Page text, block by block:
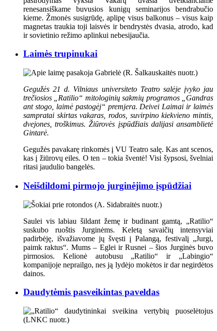
renesansiškame buvusios kunigų seminarijos bendrabučio
kieme. Žmonės susigrūdę, aplipę visus balkonus – visus kaip
magnetas traukia toji laisvės ir bendrystės dvasia, atrodo, kad
ir sovietinio režimo aplinkui nebesijaučia.
Laimės trupinukai
Gegužės 21 d. Vilniaus universiteto Teatro salėje įvyko jau
trečiosios „Ratilio“ mitologinių sakmių programos „Gandras
ant stogo, laimė pastogėj“ premjera. Deivei Laimai ir laimės
sampratai skirtas vakaras, rodos, suvirpino kiekvieno mintis,
dvejones, troškimus. Žiūrovės įspūdžiais dalijasi ansamblietė
Gintarė.
Gegužės pavakarę rinkomės į VU Teatro salę. Kas ant scenos,
kas į žiūrovų eiles. O ten – tokia šventė! Visi šypsosi, švelniai
ritasi jaudulio bangelės.
Neišdildomi pirmojo jurginėjimo įspūdžiai
Saulei vis labiau šildant žemę ir budinant gamtą, „Ratilio“
suskubo ruoštis Jurginėms. Keletą savaičių intensyviai
padirbėję, išvažiavome jų švęsti į Palangą, festivalį „Jurgi,
paimk raktus“. Mums – Eglei ir Rusnei – šios Jurginės buvo
pirmosios. Kelionė autobusu „Ratilio“ ir „Labingio“
kompanijoje neprailgo, nes ją lydėjo mokėtos ir dar negirdėtos
dainos.
Daudytėmis pasveikintas paveldas